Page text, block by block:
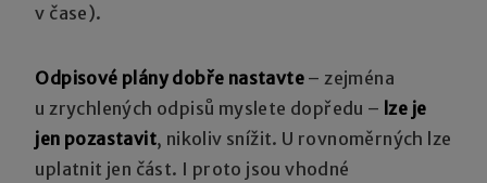
v čase).
Odpisové plány dobře nastavte – zejména
u zrychlených odpisů myslete dopředu – lze je
jen pozastavit, nikoliv snížit. U rovnoměrných lze
uplatnit jen část. I proto jsou vhodné